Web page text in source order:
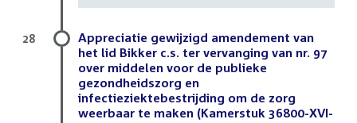
Appreciatie gewijzigd amendement van
het lid Bikker c.s. ter vervanging van nr. 97
over middelen voor de publieke
gezondheidszorg en
infectieziektebestrijding om de zorg
weerbaar te maken (Kamerstuk 36800-XVI-
28